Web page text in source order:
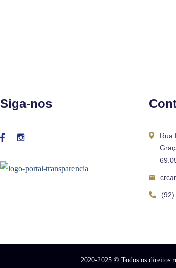
Siga-nos
Rua
2020-2025© Todos os direitos